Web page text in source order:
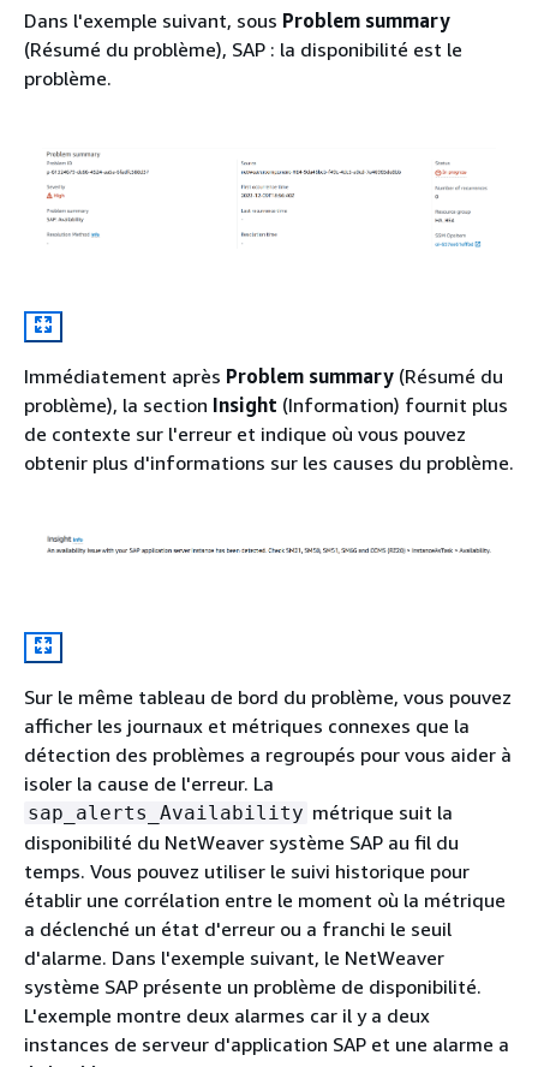
Dans l'exemple suivant, sous Problem summary
(Résumé du problème), SAP : la disponibilité est le
problème.
Immédiatement après Problem summary (Résumé du
problème), la section Insight (Information) fournit plus
de contexte sur l'erreur et indique où vous pouvez
obtenir plus d'informations sur les causes du problème.
Sur le même tableau de bord du problème, vous pouvez
afficher les journaux et métriques connexes que la
détection des problèmes a regroupés pour vous aider à
isoler la cause de l'erreur. La
sap_alerts_Availability métrique suit la
disponibilité du NetWeaver système SAP au fil du
temps. Vous pouvez utiliser le suivi historique pour
établir une corrélation entre le moment où la métrique
a déclenché un état d'erreur ou a franchi le seuil
d'alarme. Dans l'exemple suivant, le NetWeaver
système SAP présente un problème de disponibilité.
L'exemple montre deux alarmes car il y a deux
instances de serveur d'application SAP et une alarme a